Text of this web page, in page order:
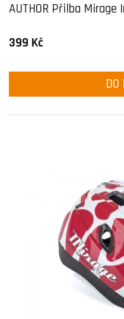
AUTHOR Přilba
399 Kč